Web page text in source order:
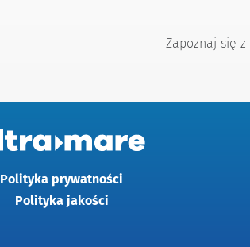
Zapoznaj się z
Polityka prywatności
Polityka jakości